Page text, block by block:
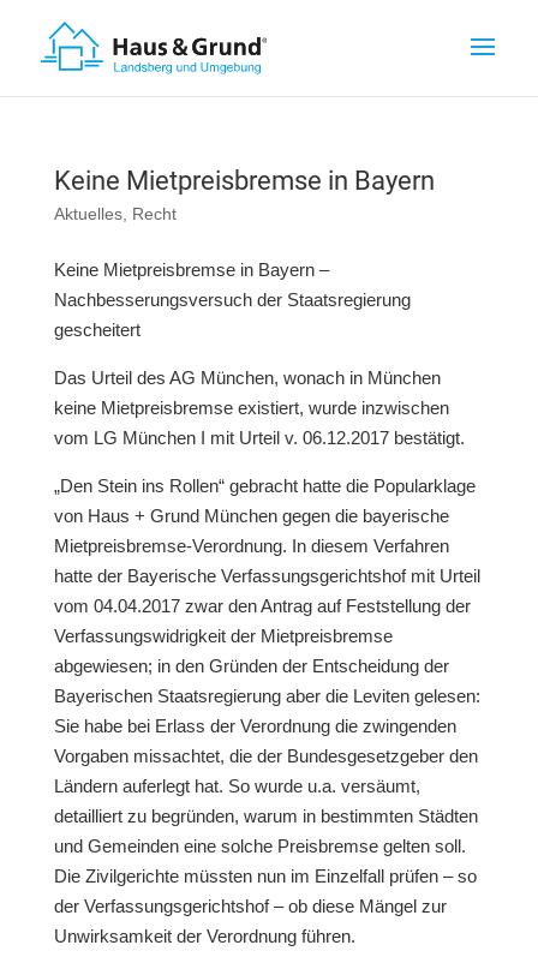
Keine Mietpreisbremse in Bayern
Aktuelles, Recht
Keine Mietpreisbremse in Bayern –
Nachbesserungsversuch der Staatsregierung
gescheitert
Das Urteil des AG München, wonach in München
keine Mietpreisbremse existiert, wurde inzwischen
vom LG München I mit Urteil v. 06.12.2017 bestätigt.
„Den Stein ins Rollen“ gebracht hatte die Popularklage
von Haus + Grund München gegen die bayerische
Mietpreisbremse-Verordnung. In diesem Verfahren
hatte der Bayerische Verfassungsgerichtshof mit Urteil
vom 04.04.2017 zwar den Antrag auf Feststellung der
Verfassungswidrigkeit der Mietpreisbremse
abgewiesen; in den Gründen der Entscheidung der
Bayerischen Staatsregierung aber die Leviten gelesen:
Sie habe bei Erlass der Verordnung die zwingenden
Vorgaben missachtet, die der Bundesgesetzgeber den
Ländern auferlegt hat. So wurde u.a. versäumt,
detailliert zu begründen, warum in bestimmten Städten
und Gemeinden eine solche Preisbremse gelten soll.
Die Zivilgerichte müssten nun im Einzelfall prüfen – so
der Verfassungsgerichtshof – ob diese Mängel zur
Unwirksamkeit der Verordnung führen.